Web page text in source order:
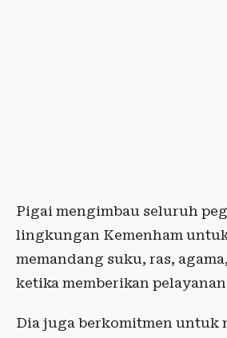
Pigai mengimbau seluruh
lingkungan Kemenham
memandang suku, ras,
ketika memberikan
Dia juga berkomitmen untuk